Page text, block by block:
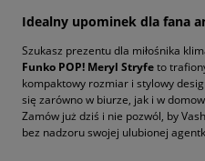
Idealny upominek dla fana
Szukasz prezentu dla miłośnika
Funko POP! Meryl Stryfeto
kompaktowy rozmiar i stylowy
się zarówno w biurze, jak i w
Zamów już dziś i nie pozwól, by
bez nadzoru swojej ulubionej